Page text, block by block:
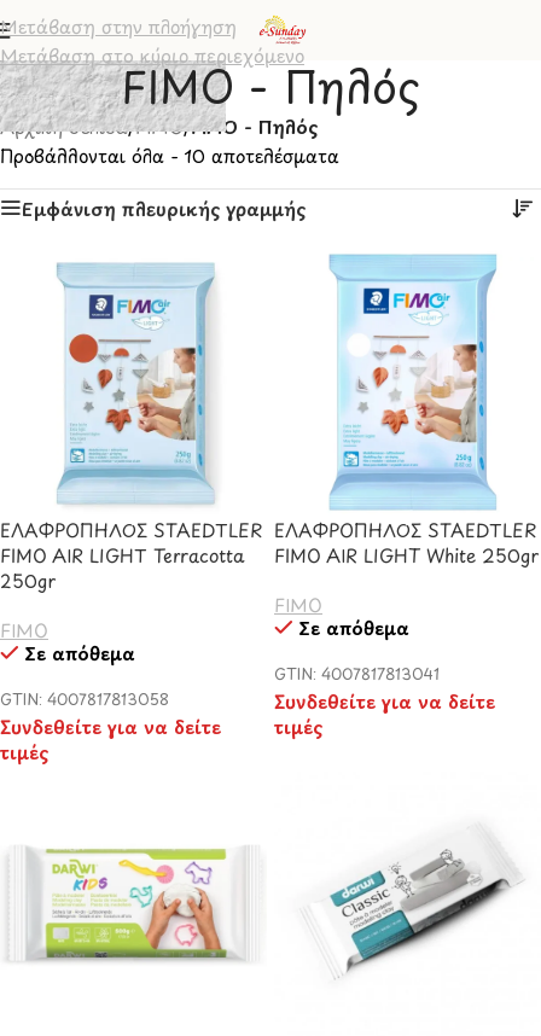
Μετάβαση στην πλοήγηση
Μετάβαση στο κύριο περιεχόμενο
FIMO - Πηλός
Αρχική σελίδα/FIMO/FIMO - Πηλός
Προβάλλονται όλα - 10 αποτελέσματα
Εμφάνιση πλευρικής γραμμής
ΕΛΑΦΡΟΠΗΛΟΣ STAEDTLER
FIMO AIR LIGHT Terracotta
250gr
FIMO
Σε απόθεμα
GTIN: 4007817813058
Συνδεθείτε για να δείτε
τιμές
ΕΛΑΦΡΟΠΗΛΟΣ STAEDTLER
FIMO AIR LIGHT White 250gr
FIMO
Σε απόθεμα
GTIN: 4007817813041
Συνδεθείτε για να δείτε
τιμές